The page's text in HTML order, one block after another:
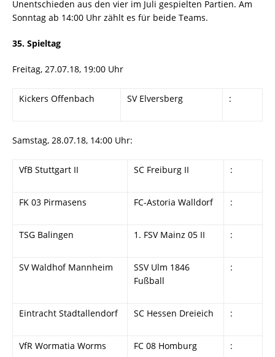
Unentschieden aus den vier im Juli gespielten Partien. Am
Sonntag ab 14:00 Uhr zählt es für beide Teams.
35. Spieltag
Freitag, 27.07.18, 19:00 Uhr
Kickers Offenbach SV Elversberg :
Samstag, 28.07.18, 14:00 Uhr:
VfB Stuttgart II SC Freiburg II :
FK 03 Pirmasens FC-Astoria Walldorf :
TSG Balingen 1. FSV Mainz 05 II :
SV Waldhof Mannheim
SSV Ulm 1846
Fußball
:
Eintracht Stadtallendorf SC Hessen Dreieich :
VfR Wormatia Worms FC 08 Homburg :